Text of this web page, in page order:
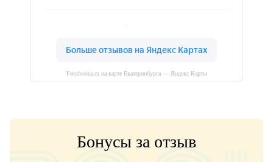
Fotobooka.ru на карте Екатеринбурга — Яндекс Карты
Бонусы за отзыв